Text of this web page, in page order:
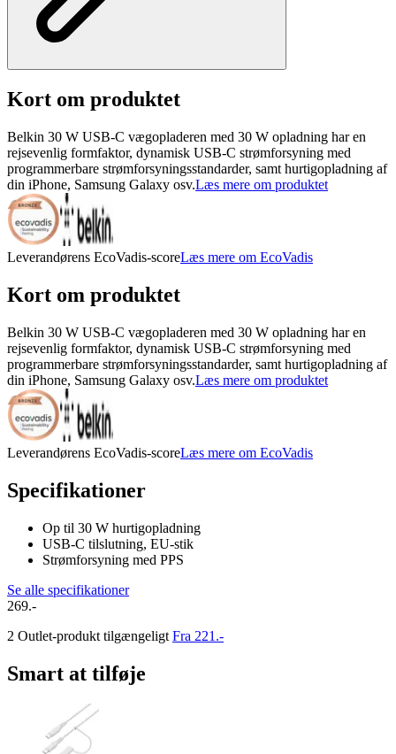
Kort om produktet
Belkin 30 W USB-C vægopladeren med 30 W opladning har en
rejsevenlig formfaktor, dynamisk USB-C strømforsyning med
programmerbare strømforsyningsstandarder, samt hurtigopladning af
din iPhone, Samsung Galaxy osv.Læs mere om produktet
Leverandørens EcoVadis-scoreLæs mere om EcoVadis
Kort om produktet
Belkin 30 W USB-C vægopladeren med 30 W opladning har en
rejsevenlig formfaktor, dynamisk USB-C strømforsyning med
programmerbare strømforsyningsstandarder, samt hurtigopladning af
din iPhone, Samsung Galaxy osv.Læs mere om produktet
Leverandørens EcoVadis-scoreLæs mere om EcoVadis
Specifikationer
Op til 30 W hurtigopladning
USB-C tilslutning, EU-stik
Strømforsyning med PPS
Se alle specifikationer
269.-
2 Outlet-produkt tilgængeligt Fra 221.-
Smart at tilføje